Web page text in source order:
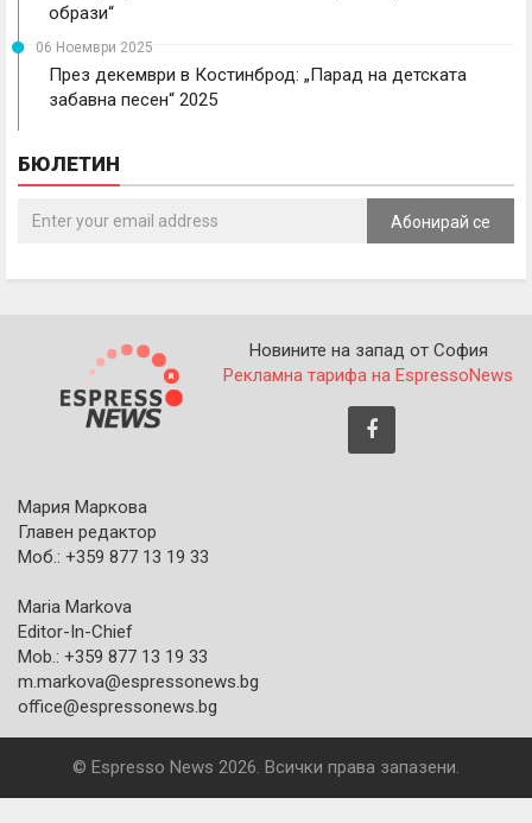
образи“
06 Ноември 2025
През декември в Костинброд: „Парад на детската
забавна песен“ 2025
БЮЛЕТИН
Абонирай се
Новините на запад от София
Рекламна тарифа на EspressoNews
Мария Маркова
Главен редактор
Моб.: +359 877 13 19 33
Maria Markova
Editor-In-Chief
Mob.: +359 877 13 19 33
m.markova@espressonews.bg
office@espressonews.bg
© Espresso News 2026. Всички права запазени.